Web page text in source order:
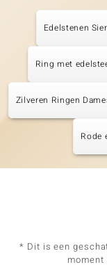
Edelstenen
Ring met
Zilveren Ringen
Rode
* Dit is een